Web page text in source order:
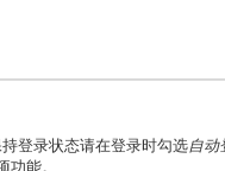
登录状态请在登录时勾选自动
能。